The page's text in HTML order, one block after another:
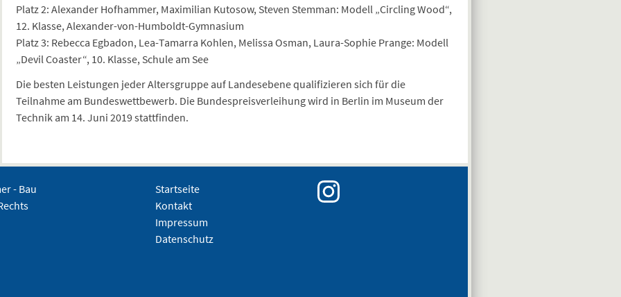
Platz 2: Alexander Hofhammer, Maximilian Kutosow, Steven Stemman: Modell „Circling Wood“,
12. Klasse, Alexander-von-Humboldt-Gymnasium
Platz 3: Rebecca Egbadon, Lea-Tamarra Kohlen, Melissa Osman, Laura-Sophie Prange: Modell
„Devil Coaster“, 10. Klasse, Schule am See
Die besten Leistungen jeder Altersgruppe auf Landesebene qualifizieren sich für die
Teilnahme am Bundeswettbewerb. Die Bundespreisverleihung wird in Berlin im Museum der
Technik am 14. Juni 2019 stattfinden.
- Bau
Startseite
Kontakt
Impressum
Datenschutz
Instagram